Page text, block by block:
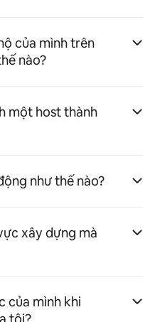
của mình trên
nào?
một host thành
như thế nào?
xây dựng mà
của mình khi
tôi?